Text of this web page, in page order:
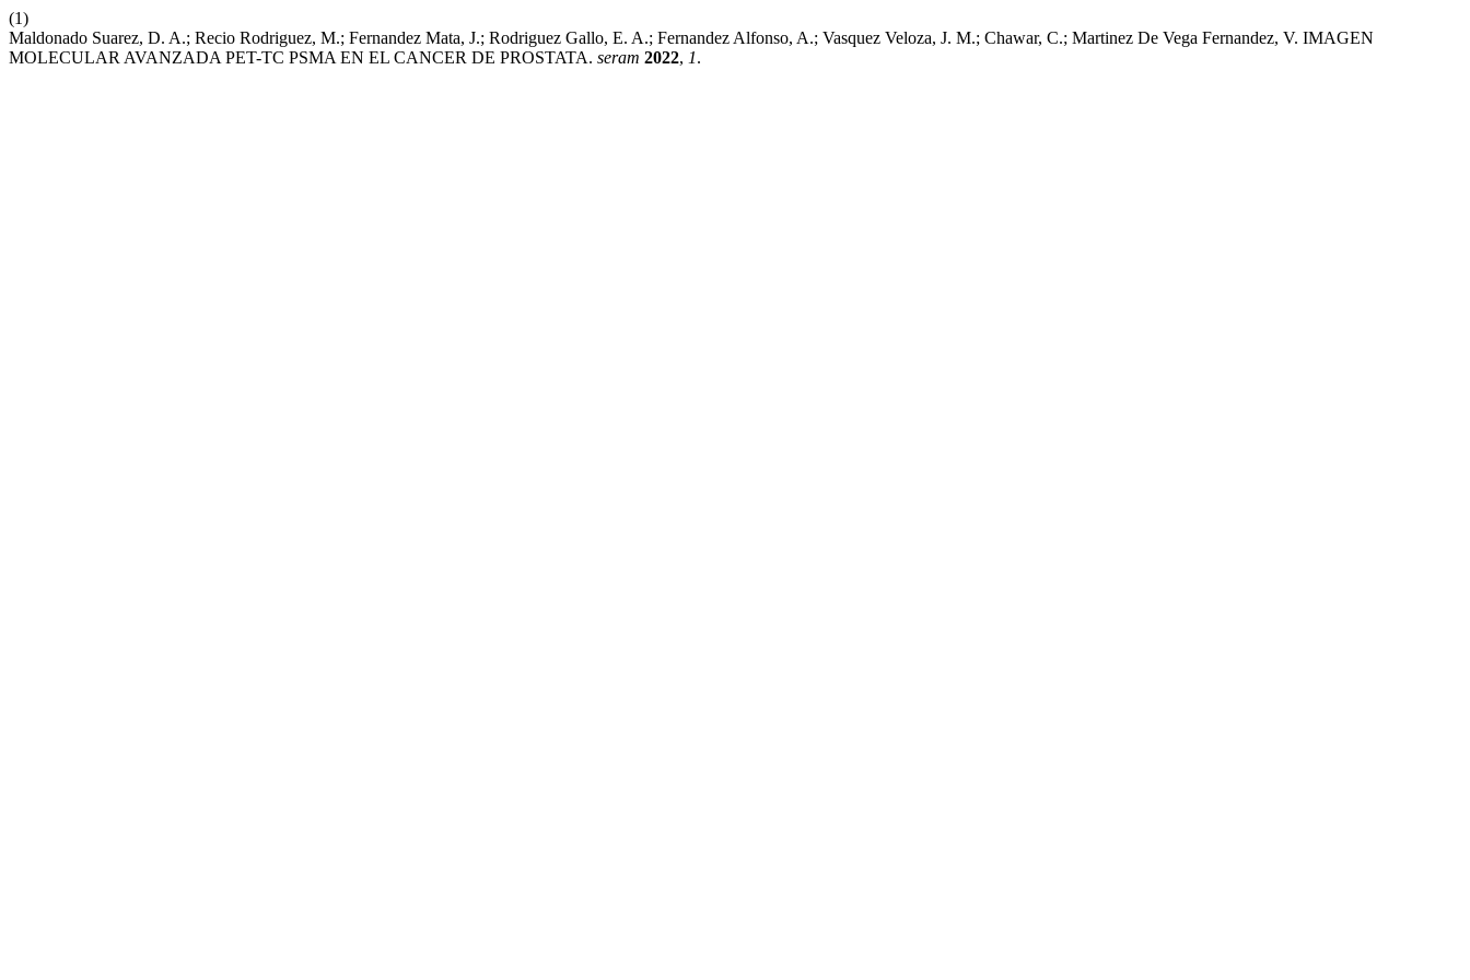
(1)
Maldonado Suarez, D. A.; Recio Rodriguez, M.; Fernandez Mata, J.; Rodriguez Gallo, E. A.; Fernandez Alfonso, A.; Vasquez Veloza, J. M.; Chawar, C.; Martinez De Vega Fernandez, V. IMAGEN
MOLECULAR AVANZADA PET-TC PSMA EN EL CANCER DE PROSTATA. seram 2022, 1.